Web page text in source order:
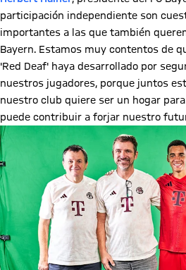
participación independiente son
importantes a las que también
Bayern. Estamos muy contentos de
'Red Deaf' haya desarrollado por
nuestros jugadores, porque juntos
nuestro club quiere ser un hogar
puede contribuir a forjar nuestro